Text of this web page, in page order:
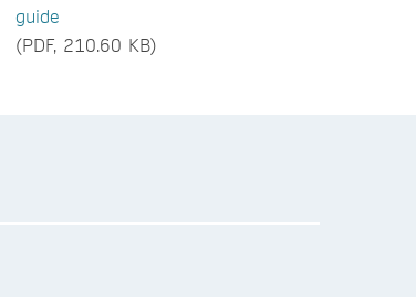
guide
(PDF, 210.60 KB)